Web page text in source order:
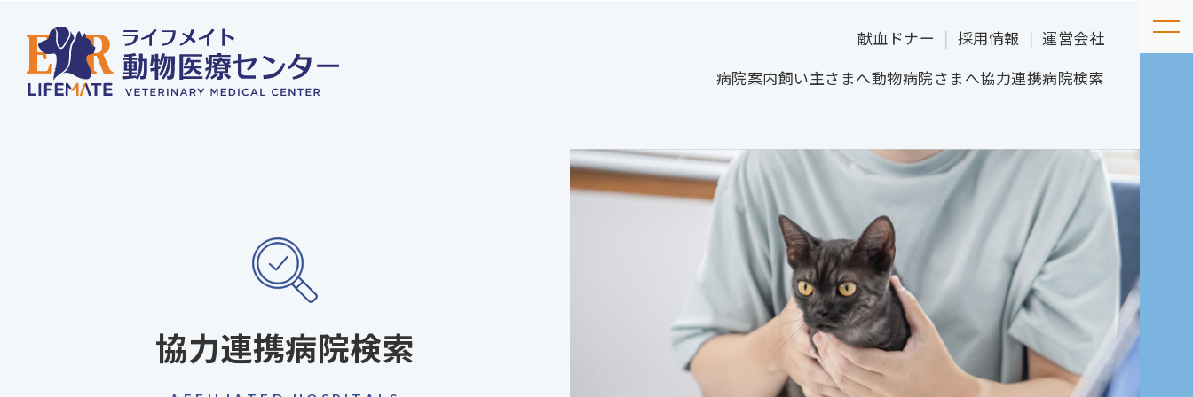
献血ドナー 採用情報
運営会社
病院案内飼い主さまへ動物病院さまへ協力連携病院検索
協力連携病院検索